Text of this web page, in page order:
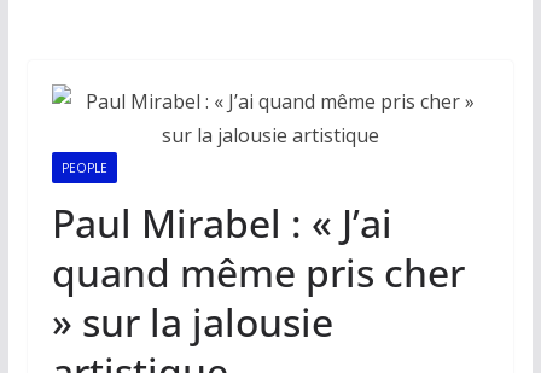
PEOPLE
Paul Mirabel : « J’ai
quand même pris cher
» sur la jalousie